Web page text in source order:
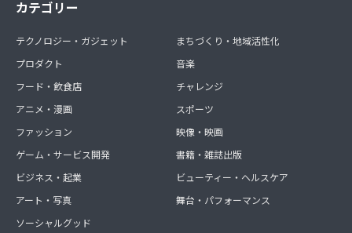
カテゴリー
テクノロジー・ガジェット
プロダクト
フード・飲食店
アニメ・漫画
ファッション
ゲーム・サービス開発
ビジネス・起業
アート・写真
ソーシャルグッド
まちづくり・地域活性化
音楽
チャレンジ
スポーツ
映像・映画
書籍・雑誌出版
ビューティー・ヘルスケア
舞台・パフォーマンス